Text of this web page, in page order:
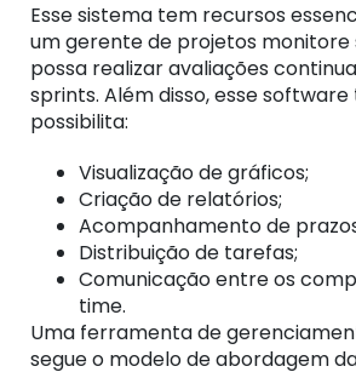
Esse sistema tem recursos
um gerente de projetos monitore
possa realizar avaliações
sprints. Além disso, esse
possibilita:
Visualização de gráficos;
Criação de relatórios;
Acompanhamento de
Distribuição de tarefas;
Comunicação entre os
time.
Uma ferramenta de
segue o modelo de abordagem